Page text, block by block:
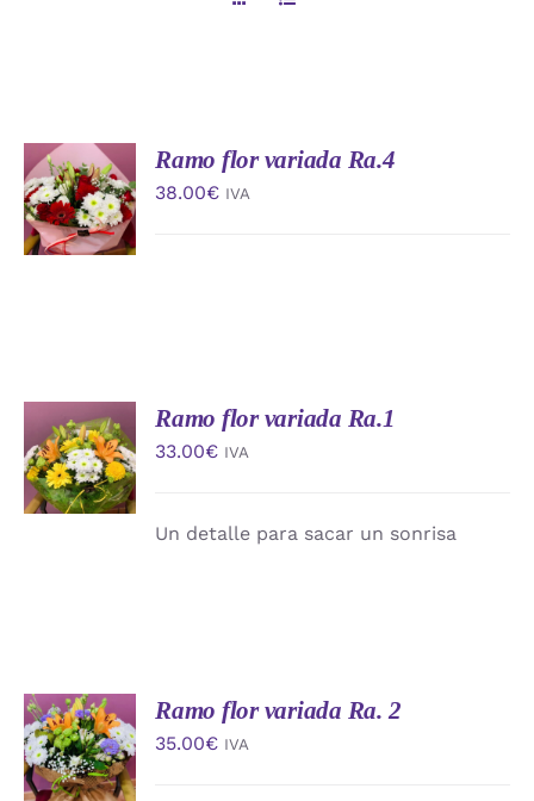
AÑADIR
AL
CARRITO
/
DETALLES
Ramo flor variada Ra.4
38.00€ IVA
AÑADIR
AL
CARRITO
/
DETALLES
Ramo flor variada Ra.1
33.00€ IVA
Un detalle para sacar un sonrisa
AÑADIR
AL
CARRITO
/
Ramo flor variada Ra. 2
35.00€ IVA